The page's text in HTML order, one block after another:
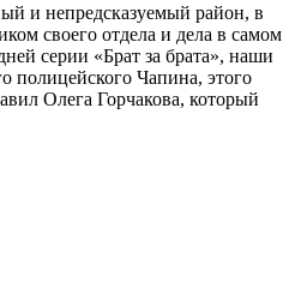
и непредсказуемый район, в
своего отдела и дела в самом
серии «Брат за брата», наши
полицейского Чапина, этого
Олега Горчакова, который